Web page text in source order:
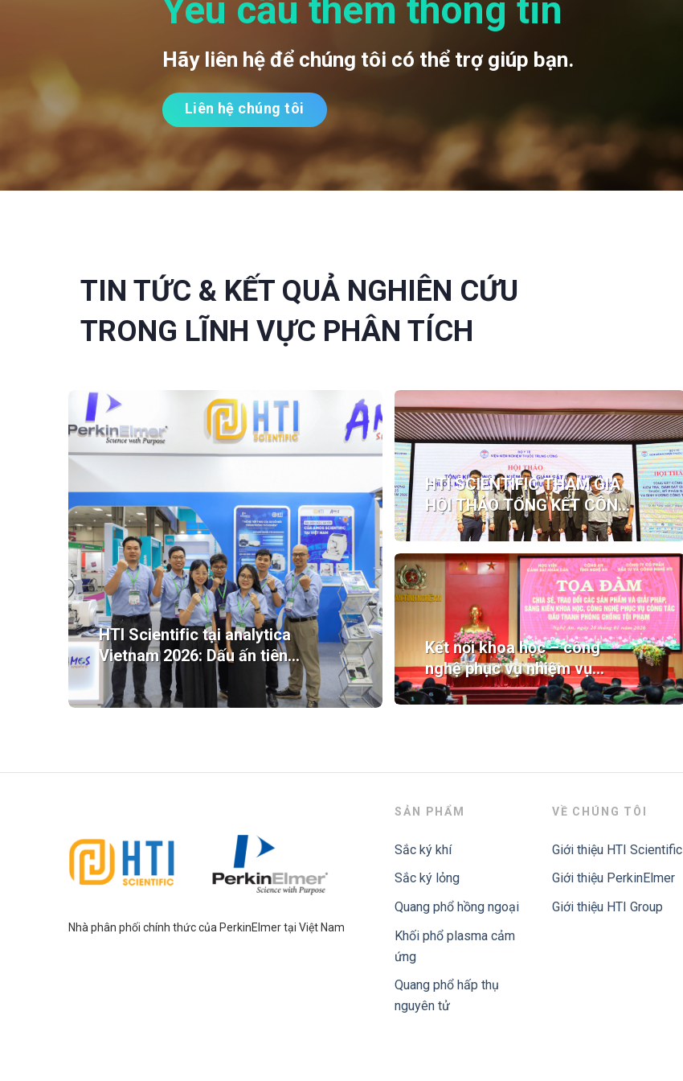
Yêu cầu thêm thông tin
Hãy liên hệ để chúng tôi có thể trợ giúp bạn.
Liên hệ chúng tôi
TIN TỨC & KẾT QUẢ NGHIÊN CỨU
TRONG LĨNH VỰC PHÂN TÍCH
HTI Scientific tại analytica
Vietnam 2026: Dấu ấn tiên
phong công nghệ phân tích.
HTI SCIENTIFIC THAM GIA
HỘI THẢO TỔNG KẾT CÔNG
TÁC KIỂM TRA, GIÁM SÁT
CHẤT LƯỢNG THUỐC, MỸ
PHẨM NĂM 2025 VÀ TRIỂN
KHAI CÔNG TÁC NĂM 2026
Kết nối khoa học – công
nghệ phục vụ nhiệm vụ
phòng, chống tội phạm
Nhà phân phối chính thức của PerkinElmer tại Việt Nam
SẢN PHẨM
Sắc ký khí
Sắc ký lỏng
Quang phổ hồng ngoại
Khối phổ plasma cảm
ứng
Quang phổ hấp thụ
nguyên tử
VỀ CHÚNG TÔI
Giới thiệu HTI Scientific
Giới thiệu PerkinElmer
Giới thiệu HTI Group